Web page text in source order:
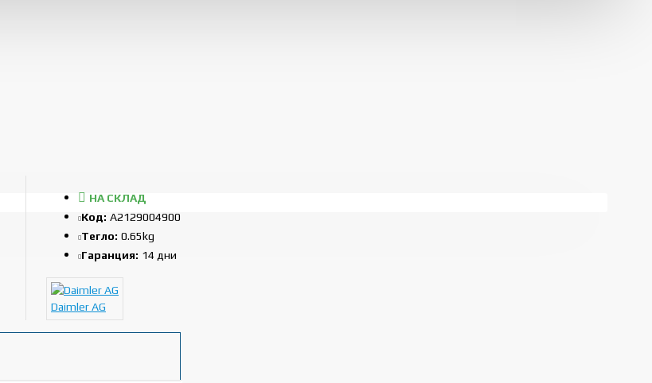
НА СКЛАД
Код: A2129004900
Тегло: 0.65kg
Гаранция: 14 дни
Daimler AG